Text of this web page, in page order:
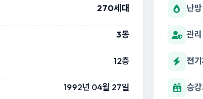
270세대
3동
12층
1992년 04월 27일
난
관
전기
승